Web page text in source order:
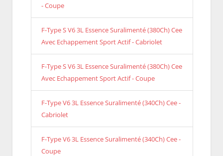
- Coupe
F-Type S V6 3L Essence Suralimenté (380Ch) Cee
Avec Echappement Sport Actif - Cabriolet
F-Type S V6 3L Essence Suralimenté (380Ch) Cee
Avec Echappement Sport Actif - Coupe
F-Type V6 3L Essence Suralimenté (340Ch) Cee -
Cabriolet
F-Type V6 3L Essence Suralimenté (340Ch) Cee -
Coupe